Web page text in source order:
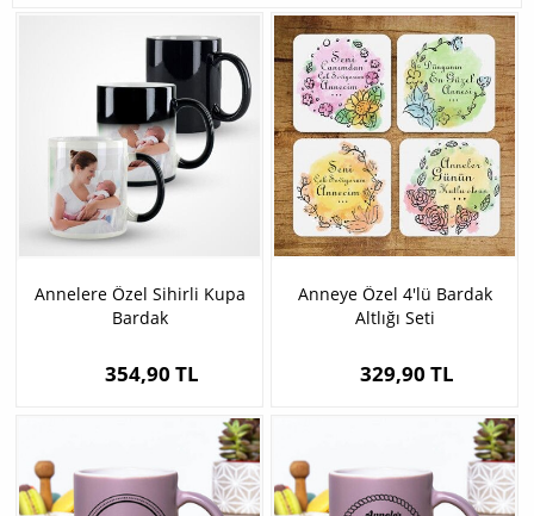
Annelere Özel Sihirli Kupa
Bardak
354,90 TL
Anneye Özel 4'lü Bardak
Altlığı Seti
329,90 TL